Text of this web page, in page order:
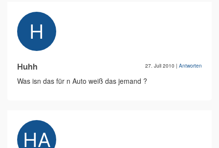
Huhh 27. Juli 2010 | Antworten
Was isn das für n Auto weiß das jemand ?